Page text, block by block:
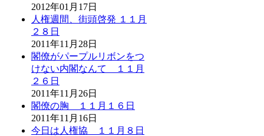
2012年01月17日
人権週間、街頭啓発 １１月
２８日
2011年11月28日
閣僚がパープルリボンをつ
けない内閣なんて １１月
２６日
2011年11月26日
閣僚の胸 １１月１６日
2011年11月16日
今日は人権協 １１月８日